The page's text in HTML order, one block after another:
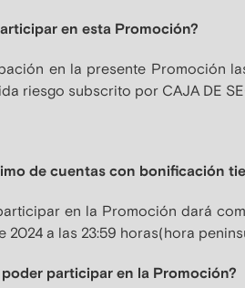
en esta Promoción?
en la presente Promoción
riesgo subscrito por CAJA DE
de cuentas con bonificación
en la Promoción dará
2024 a las 23:59 horas(hora
participar en la Promoción?